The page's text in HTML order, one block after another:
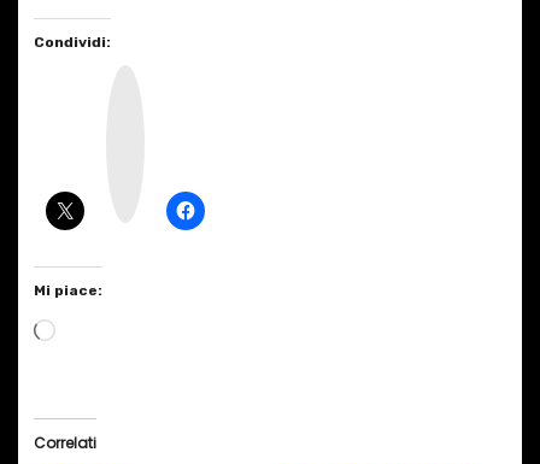
Condividi:
Mi piace:
C
i
Correlati